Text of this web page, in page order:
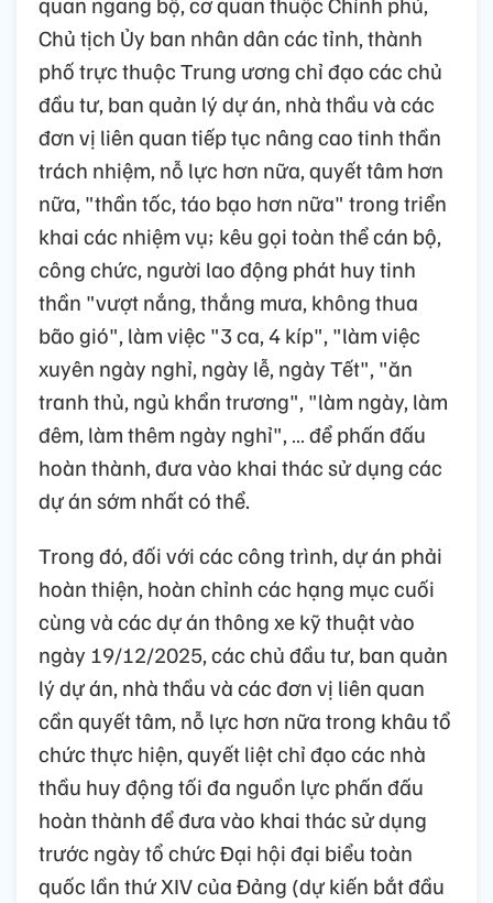
Chủ tịch Ủy ban nhân dân các tỉnh, thành
phố trực thuộc Trung ương chỉ đạo các chủ
đầu tư, ban quản lý dự án, nhà thầu và các
đơn vị liên quan tiếp tục nâng cao tinh thần
trách nhiệm, nỗ lực hơn nữa, quyết tâm hơn
nữa, "thần tốc, táo bạo hơn nữa" trong triển
khai các nhiệm vụ; kêu gọi toàn thể cán bộ,
công chức, người lao động phát huy tinh
thần "vượt nắng, thắng mưa, không thua
bão gió", làm việc "3 ca, 4 kíp", "làm việc
xuyên ngày nghỉ, ngày lễ, ngày Tết", "ăn
tranh thủ, ngủ khẩn trương", "làm ngày, làm
đêm, làm thêm ngày nghỉ", … để phấn đấu
hoàn thành, đưa vào khai thác sử dụng các
dự án sớm nhất có thể.
Trong đó, đối với các công trình, dự án phải
hoàn thiện, hoàn chỉnh các hạng mục cuối
cùng và các dự án thông xe kỹ thuật vào
ngày 19/12/2025, các chủ đầu tư, ban quản
lý dự án, nhà thầu và các đơn vị liên quan
cần quyết tâm, nỗ lực hơn nữa trong khâu tổ
chức thực hiện, quyết liệt chỉ đạo các nhà
thầu huy động tối đa nguồn lực phấn đấu
hoàn thành để đưa vào khai thác sử dụng
trước ngày tổ chức Đại hội đại biểu toàn
quốc lần thứ XIV của Đảng (dự kiến bắt đầu